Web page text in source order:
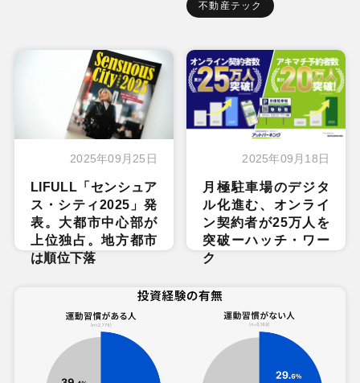
不動産テック
2025年09月25日
LIFULL「センシュア
ス・シティ2025」発
表。大都市中心部が
上位独占。地方都市
は順位下落
2025年09月18日
月極駐車場のデジタ
ル化進む、オンライ
ン契約者が25万人を
突破ーハッチ・ワー
ク